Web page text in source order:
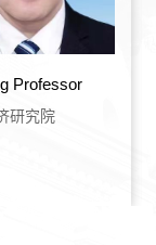
Professor
研究院